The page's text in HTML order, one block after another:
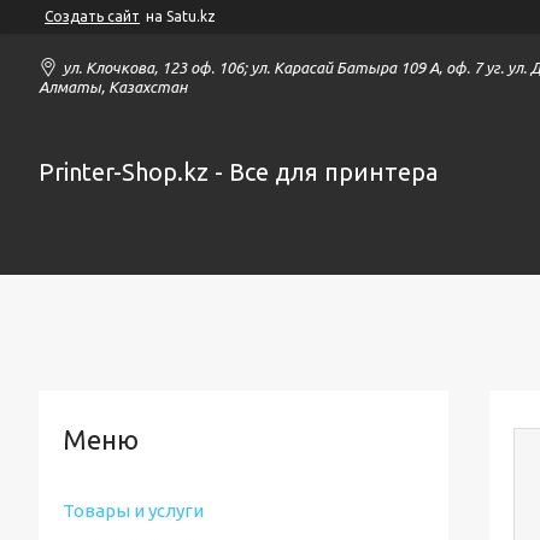
Создать сайт на Satu.kz
ул. Клочкова, 123 оф. 106; ул. Карасай Батыра 109 А, оф. 7 уг. ул.
Алматы, Казахстан
Printer-Shop.kz - Все для принтера
Товары и услуги